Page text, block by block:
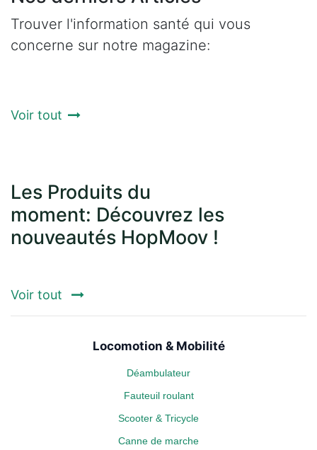
Trouver l'information santé qui vous
concerne sur notre magazine:
Voir tout
Les Produits du
moment: Découvrez les
nouveautés HopMoov !
Voir tout
Locomotion & Mobilité
Déambulateur
Fauteuil roulant
Scooter & Tricycle
Canne de marche